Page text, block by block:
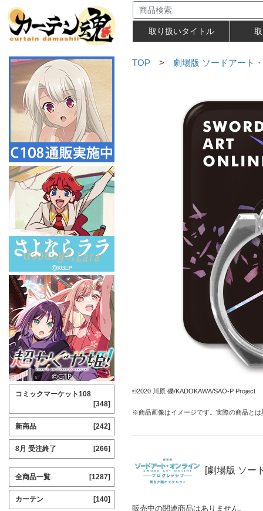
取り扱いタイトル
TOP > 劇場版 ソードアート
©2020 川原 礫/KADOKAWA/SAO-P Project
※商品画像はイメージです。実際の商品と
[劇場版 ソー
販売中の関連商品はありません。
コミックマーケット108
[348]
新商品 [242]
8月 受注終了 [266]
全商品一覧 [1287]
カーテン [140]